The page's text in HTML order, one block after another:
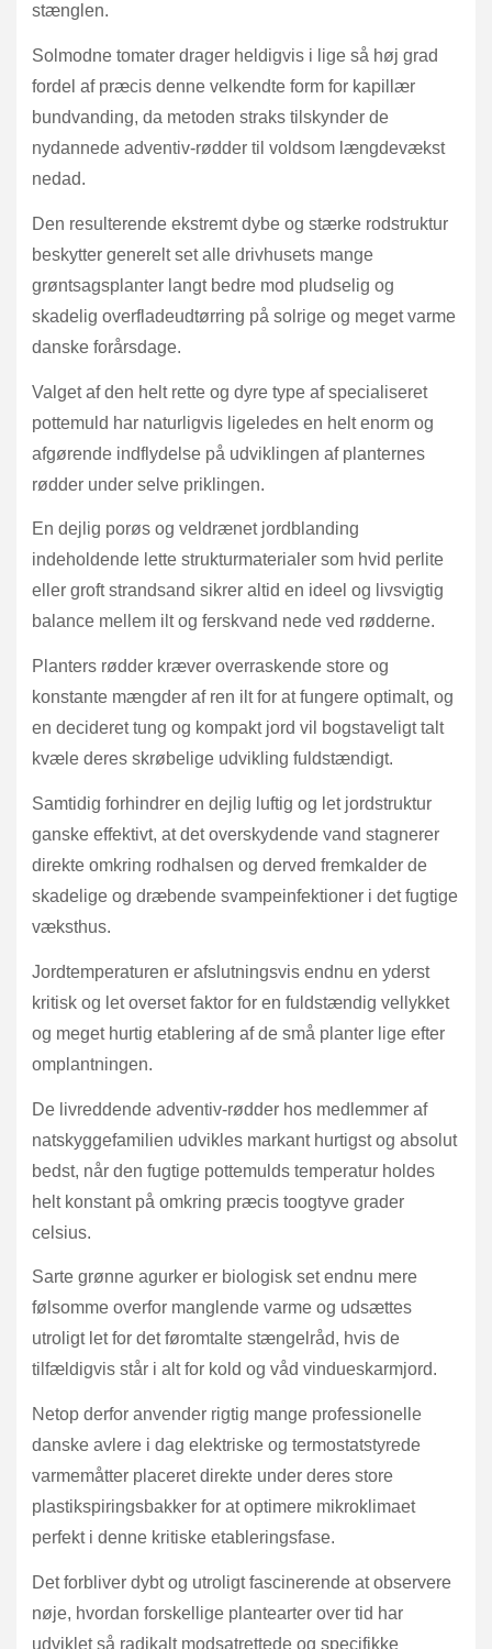
stænglen.
Solmodne tomater drager heldigvis i lige så høj grad
fordel af præcis denne velkendte form for kapillær
bundvanding, da metoden straks tilskynder de
nydannede adventiv-rødder til voldsom længdevækst
nedad.
Den resulterende ekstremt dybe og stærke rodstruktur
beskytter generelt set alle drivhusets mange
grøntsagsplanter langt bedre mod pludselig og
skadelig overfladeudtørring på solrige og meget varme
danske forårsdage.
Valget af den helt rette og dyre type af specialiseret
pottemuld har naturligvis ligeledes en helt enorm og
afgørende indflydelse på udviklingen af planternes
rødder under selve priklingen.
En dejlig porøs og veldrænet jordblanding
indeholdende lette strukturmaterialer som hvid perlite
eller groft strandsand sikrer altid en ideel og livsvigtig
balance mellem ilt og ferskvand nede ved rødderne.
Planters rødder kræver overraskende store og
konstante mængder af ren ilt for at fungere optimalt, og
en decideret tung og kompakt jord vil bogstaveligt talt
kvæle deres skrøbelige udvikling fuldstændigt.
Samtidig forhindrer en dejlig luftig og let jordstruktur
ganske effektivt, at det overskydende vand stagnerer
direkte omkring rodhalsen og derved fremkalder de
skadelige og dræbende svampeinfektioner i det fugtige
væksthus.
Jordtemperaturen er afslutningsvis endnu en yderst
kritisk og let overset faktor for en fuldstændig vellykket
og meget hurtig etablering af de små planter lige efter
omplantningen.
De livreddende adventiv-rødder hos medlemmer af
natskyggefamilien udvikles markant hurtigst og absolut
bedst, når den fugtige pottemulds temperatur holdes
helt konstant på omkring præcis toogtyve grader
celsius.
Sarte grønne agurker er biologisk set endnu mere
følsomme overfor manglende varme og udsættes
utroligt let for det føromtalte stængelråd, hvis de
tilfældigvis står i alt for kold og våd vindueskarmjord.
Netop derfor anvender rigtig mange professionelle
danske avlere i dag elektriske og termostatstyrede
varmemåtter placeret direkte under deres store
plastikspiringsbakker for at optimere mikroklimaet
perfekt i denne kritiske etableringsfase.
Det forbliver dybt og utroligt fascinerende at observere
nøje, hvordan forskellige plantearter over tid har
udviklet så radikalt modsatrettede og specifikke